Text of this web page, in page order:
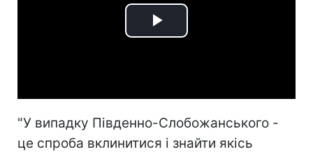
Play
"У випадку Південно-Слобожанського -
це спроба вклинитися і знайти якісь